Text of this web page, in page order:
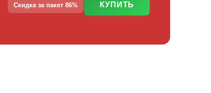
Скидка за пакет 86% КУПИТЬ